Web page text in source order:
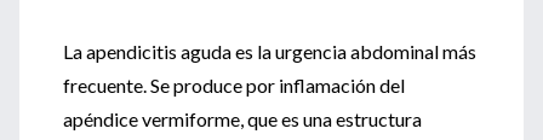
La apendicitis aguda es la urgencia abdominal más
frecuente. Se produce por inflamación del
apéndice vermiforme, que es una estructura